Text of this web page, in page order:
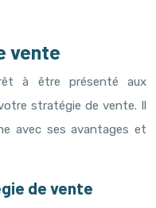
vente
à être présenté aux
stratégie de vente. Il
avec ses avantages et
de vente